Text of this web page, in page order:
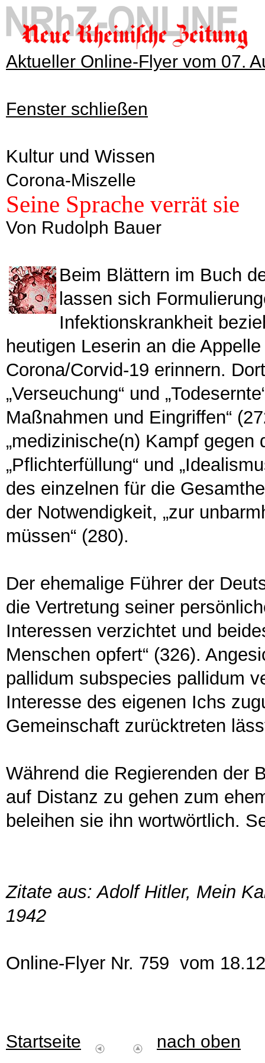
Aktueller Online-Flyer vom 07.
Fenster schließen
Kultur und Wissen
Corona-Miszelle
Seine Sprache verrät sie
Von Rudolph Bauer
Beim Blättern im Buch
lassen sich
Infektionskrankheit
heutigen Leserin an die
Corona/Corvid-19 erinnern.
„Verseuchung“ und
Maßnahmen und Eingriffen“
„medizinische(n) Kampf gegen
„Pflichterfüllung“ und
des einzelnen für die
der Notwendigkeit, „zur
müssen“ (280).
Der ehemalige Führer der
die Vertretung seiner
Interessen verzichtet und
Menschen opfert“ (326).
pallidum subspecies pallidum
Interesse des eigenen Ichs
Gemeinschaft zurücktreten
Während die Regierenden der
auf Distanz zu gehen zum
beleihen sie ihn wortwörtlich.
Zitate aus: Adolf Hitler, Mein
1942
Online-Flyer Nr. 759 vom
Startseite
nach oben